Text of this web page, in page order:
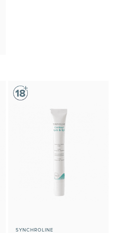
SYNCHROLINE